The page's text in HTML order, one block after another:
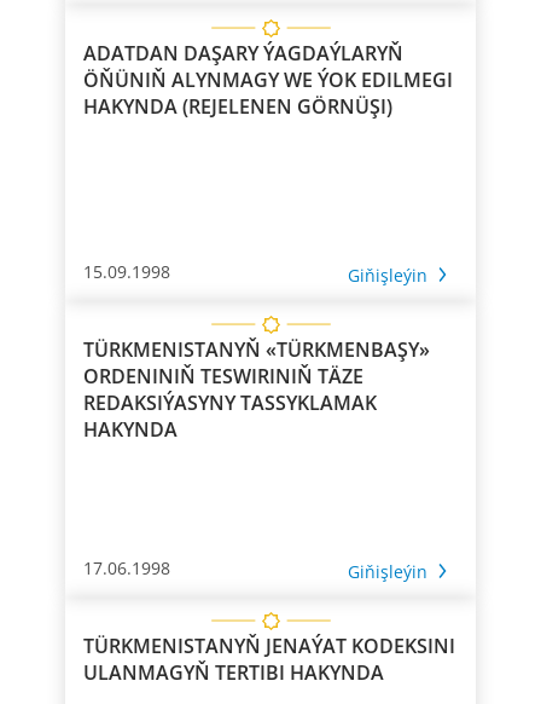
ADATDAN DAŞARY ÝAGDAÝLARYŇ
ÖŇÜNIŇ ALYNMAGY WE ÝOK EDILMEGI
HAKYNDA (REJELENEN GÖRNÜŞI)
15.09.1998 Giňişleýin
TÜRKMENISTANYŇ «TÜRKMENBAŞY»
ORDENINIŇ TESWIRINIŇ TÄZE
REDAKSIÝASYNY TASSYKLAMAK
HAKYNDA
17.06.1998 Giňişleýin
TÜRKMENISTANYŇ JENAÝAT KODEKSINI
ULANMAGYŇ TERTIBI HAKYNDA